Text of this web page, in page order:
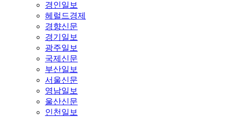
경인일보
헤럴드경제
경향신문
경기일보
광주일보
국제신문
부산일보
서울신문
영남일보
울산신문
인천일보